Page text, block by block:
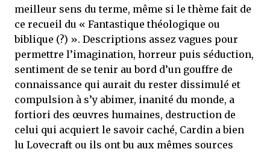
meilleur sens du terme, même si le thème fait de
ce recueil du « Fantastique théologique ou
biblique (?) ». Descriptions assez vagues pour
permettre l’imagination, horreur puis séduction,
sentiment de se tenir au bord d’un gouffre de
connaissance qui aurait du rester dissimulé et
compulsion à s’y abimer, inanité du monde, a
fortiori des œuvres humaines, destruction de
celui qui acquiert le savoir caché, Cardin a bien
lu Lovecraft ou ils ont bu aux mêmes sources